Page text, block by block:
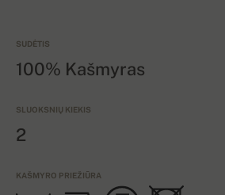
SUDĖTIS
100% Kašmyras
SLUOKSNIŲ KIEKIS
2
KAŠMYRO PRIEŽIŪRA